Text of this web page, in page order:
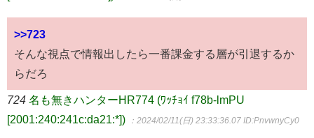
>>723
そんな視点で情報出したら一番課金する層が引退するか
らだろ
724 名も無きハンターHR774 (ﾜｯﾁｮｲ f78b-lmPU
[2001:240:241c:da21:*])
：2024/02/11(日) 23:33:36.07 ID:PnvwnyCy0